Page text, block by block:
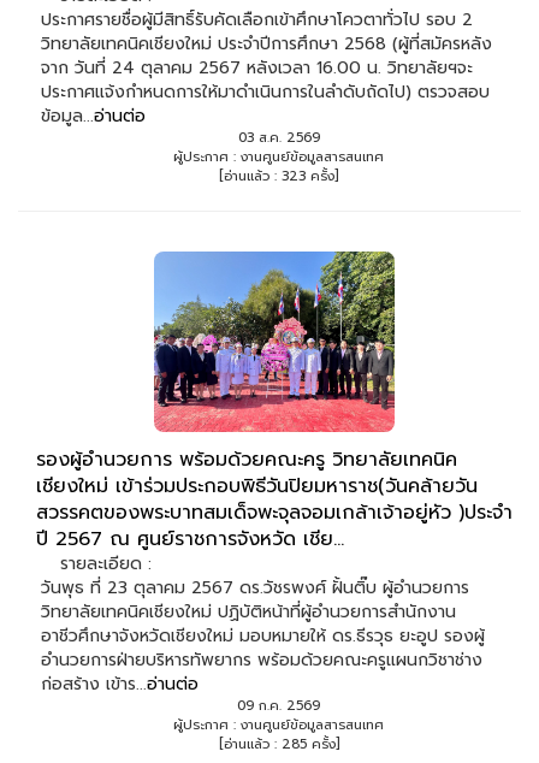
ประกาศรายชื่อผู้มีสิทธิ์รับคัดเลือกเข้าศึกษาโควตาทั่วไป รอบ 2
วิทยาลัยเทคนิคเชียงใหม่ ประจำปีการศึกษา 2568 (ผู้ที่สมัครหลัง
จาก วันที่ 24 ตุลาคม 2567 หลังเวลา 16.00 น. วิทยาลัยฯจะ
ประกาศแจ้งกำหนดการให้มาดำเนินการในลำดับถัดไป) ตรวจสอบ
ข้อมูล...อ่านต่อ
03 ส.ค. 2569
ผู้ประกาศ : งานศูนย์ข้อมูลสารสนเทศ
[อ่านแล้ว : 323 ครั้ง]
รองผู้อำนวยการ พร้อมด้วยคณะครู วิทยาลัยเทคนิค
เชียงใหม่ เข้าร่วมประกอบพิธีวันปิยมหาราช(วันคล้ายวัน
สวรรคตของพระบาทสมเด็จพะจุลจอมเกล้าเจ้าอยู่หัว )ประจำ
ปี 2567 ณ ศูนย์ราชการจังหวัด เชีย...
รายละเอียด :
วันพุธ ที่ 23 ตุลาคม 2567 ดร.วัชรพงศ์ ฝั้นติ๊บ ผู้อำนวยการ
วิทยาลัยเทคนิคเชียงใหม่ ปฏิบัติหน้าที่ผู้อำนวยการสำนักงาน
อาชีวศึกษาจังหวัดเชียงใหม่ มอบหมายให้ ดร.ธีรวุธ ยะอูป รองผู้
อำนวยการฝ่ายบริหารทัพยากร พร้อมด้วยคณะครูแผนกวิชาช่าง
ก่อสร้าง เข้าร...อ่านต่อ
09 ก.ค. 2569
ผู้ประกาศ : งานศูนย์ข้อมูลสารสนเทศ
[อ่านแล้ว : 285 ครั้ง]